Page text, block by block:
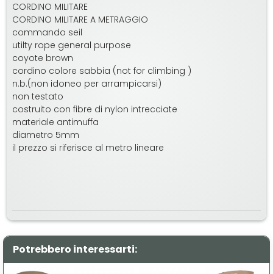
CORDINO MILITARE
CORDINO MILITARE A METRAGGIO
commando seil
utilty rope general purpose
coyote brown
cordino colore sabbia (not for climbing )
n.b.(non idoneo per arrampicarsi)
non testato
costruito con fibre di nylon intrecciate
materiale antimuffa
diametro 5mm
il prezzo si riferisce al metro lineare
Potrebbero interessarti: